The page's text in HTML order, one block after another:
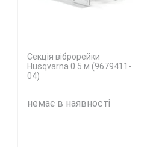
Секція віброрейки
Husqvarna 0.5 м (9679411-
04)
немає в наявності